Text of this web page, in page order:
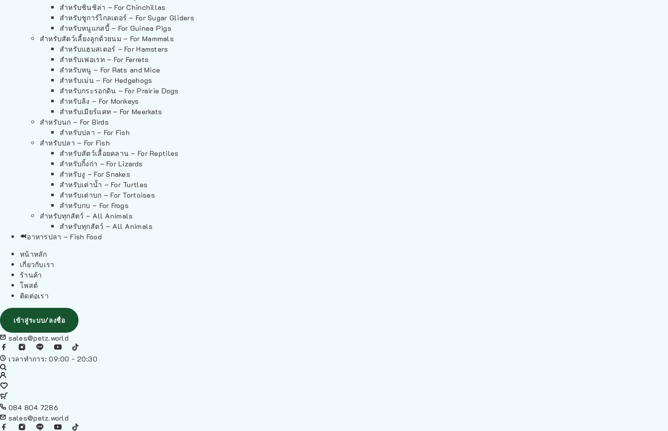
สำหรับชินชิล่า – For Chinchillas
สำหรับชูการ์ไกลเดอร์ – For Sugar Gliders
สำหรับหนูแกสบี้ – For Guinea Pigs
สำหรับสัตว์เลี้ยงลูกด้วยนม – For Mammals
สำหรับแฮมสเตอร์ – For Hamsters
สำหรับเฟอเรท – For Ferrets
สำหรับหนู – For Rats and Mice
สำหรับเม่น – For Hedgehogs
สำหรับกระรอกดิน – For Prairie Dogs
สำหรับลิง – For Monkeys
สำหรับเมียร์แคท – For Meerkats
สำหรับนก – For Birds
สำหรับปลา – For Fish
สำหรับปลา – For Fish
สำหรับสัตว์เลื้อยคลาน – For Reptiles
สำหรับกิ้งก่า – For Lizards
สำหรับงู – For Snakes
สำหรับเต่าน้ำ – For Turtles
สำหรับเต่าบก – For Tortoises
สำหรับกบ – For Frogs
สำหรับทุกสัตว์ – All Animals
สำหรับทุกสัตว์ – All Animals
อาหารปลา – Fish Food
หน้าหลัก
เกี่ยวกับเรา
ร้านค้า
โพสต์
ติดต่อเรา
เข้าสู่ระบบ/ลงชื่อ
sales@petz.world
เวลาทำการ: 09:00 - 20:30
084 804 7286
sales@petz.world